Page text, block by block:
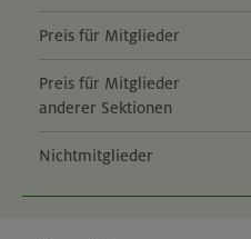
Preis für Mitglieder
Preis für Mitglieder
anderer Sektionen
Nichtmitglieder